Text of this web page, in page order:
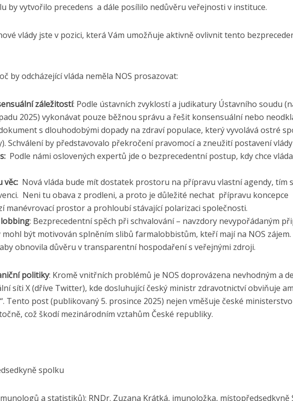
by vytvořilo precedens a dále posílilo nedůvěru veřejnosti v instituce.
vlády jste v pozici, která Vám umožňuje aktivně ovlivnit tento
by odcházející vláda neměla NOS prosazovat:
záležitostí: Podle ústavních zvyklostí a judikatury Ústavního soudu
2025) vykonávat pouze běžnou správu a řešit konsensuální nebo
s dlouhodobými dopady na zdraví populace, který vyvolává ostré
Schválení by představovalo překročení pravomocí a zneužití postavení vlády
Podle námi oslovených expertů jde o bezprecedentní postup, kdy chce
věc: Nová vláda bude mít dostatek prostoru na přípravu vlastní agendy, tím
Neni tu obava z prodleni, a proto je důležité nechat přípravu koncepce
manévrovací prostor a prohloubí stávající polarizaci společnosti.
lobbing: Bezprecedentní spěch při schvalování – navzdory nevypořádaným
být motivován splněním slibů farmalobbistům, kteří mají na NOS zájem.
obnovila důvěru v transparentní hospodaření s veřejnými zdroji.
politiky: Kromě vnitřních problémů je NOS doprovázena nevhodným a
síti X (dříve Twitter), kde dosluhující český ministr zdravotnictví obviňuje
Tento post (publikovaný 5. prosince 2025) nejen vměšuje české
což škodí mezinárodním vztahům České republiky.
spolku
a statistiků): RNDr. Zuzana Krátká, imunoložka, místopředsedkyně